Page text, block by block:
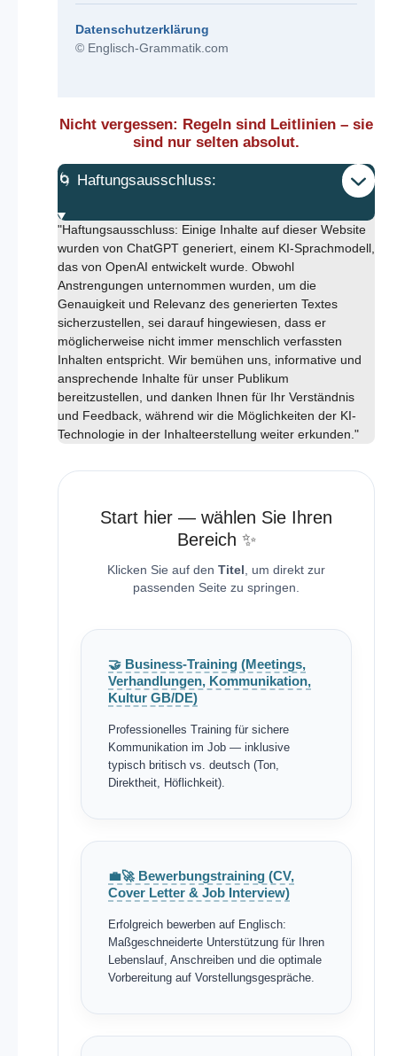
Datenschutzerklärung
© Englisch-Grammatik.com
Nicht vergessen: Regeln sind Leitlinien – sie
sind nur selten absolut.
🌀 Haftungsausschluss:
"Haftungsausschluss: Einige Inhalte auf dieser Website
wurden von ChatGPT generiert, einem KI-Sprachmodell,
das von OpenAI entwickelt wurde. Obwohl
Anstrengungen unternommen wurden, um die
Genauigkeit und Relevanz des generierten Textes
sicherzustellen, sei darauf hingewiesen, dass er
möglicherweise nicht immer menschlich verfassten
Inhalten entspricht. Wir bemühen uns, informative und
ansprechende Inhalte für unser Publikum
bereitzustellen, und danken Ihnen für Ihr Verständnis
und Feedback, während wir die Möglichkeiten der KI-
Technologie in der Inhalteerstellung weiter erkunden."
Start hier — wählen Sie Ihren
Bereich ✨
Klicken Sie auf den Titel , um direkt zur
passenden Seite zu springen.
🤝 Business-Training (Meetings,
Verhandlungen, Kommunikation,
Kultur GB/DE)
Professionelles Training für sichere
Kommunikation im Job — inklusive
typisch britisch vs. deutsch (Ton,
Direktheit, Höflichkeit).
💼🚀 Bewerbungstraining (CV,
Cover Letter & Job Interview)
Erfolgreich bewerben auf Englisch:
Maßgeschneiderte Unterstützung für Ihren
Lebenslauf, Anschreiben und die optimale
Vorbereitung auf Vorstellungsgespräche.